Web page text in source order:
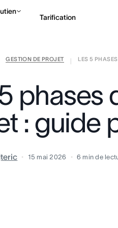
Tarification
GESTION DE PROJET LES 5
phases
: guide
15 mai 2026 6 min de